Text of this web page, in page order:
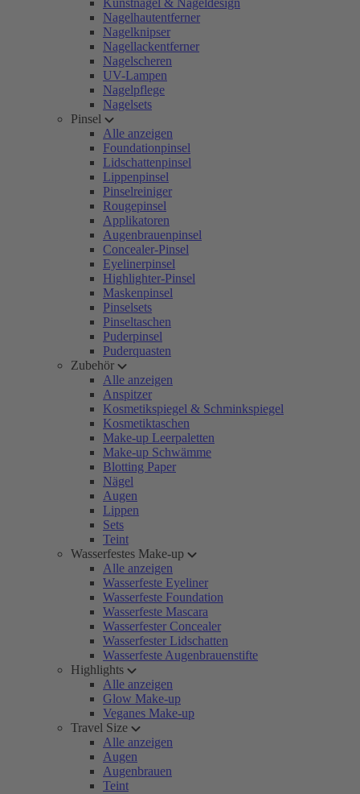
Kunstnägel & Nageldesign
Nagelhautentferner
Nagelknipser
Nagellackentferner
Nagelscheren
UV-Lampen
Nagelpflege
Nagelsets
Pinsel
Alle anzeigen
Foundationpinsel
Lidschattenpinsel
Lippenpinsel
Pinselreiniger
Rougepinsel
Applikatoren
Augenbrauenpinsel
Concealer-Pinsel
Eyelinerpinsel
Highlighter-Pinsel
Maskenpinsel
Pinselsets
Pinseltaschen
Puderpinsel
Puderquasten
Zubehör
Alle anzeigen
Anspitzer
Kosmetikspiegel & Schminkspiegel
Kosmetiktaschen
Make-up Leerpaletten
Make-up Schwämme
Blotting Paper
Nägel
Augen
Lippen
Sets
Teint
Wasserfestes Make-up
Alle anzeigen
Wasserfeste Eyeliner
Wasserfeste Foundation
Wasserfeste Mascara
Wasserfester Concealer
Wasserfester Lidschatten
Wasserfeste Augenbrauenstifte
Highlights
Alle anzeigen
Glow Make-up
Veganes Make-up
Travel Size
Alle anzeigen
Augen
Augenbrauen
Teint